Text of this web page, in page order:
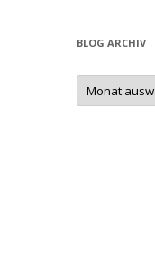
BLOG ARCHIV
Blog
Archiv